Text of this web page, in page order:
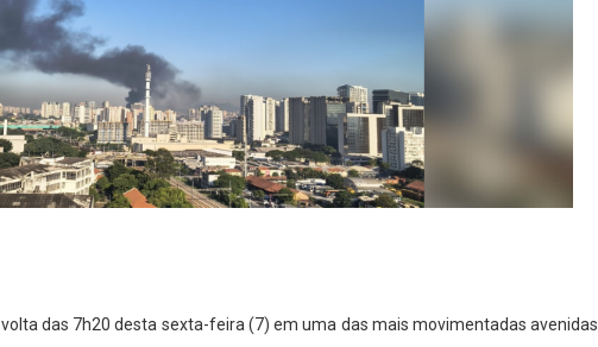
das 7h20 desta sexta-feira (7) em uma das mais movimentadas